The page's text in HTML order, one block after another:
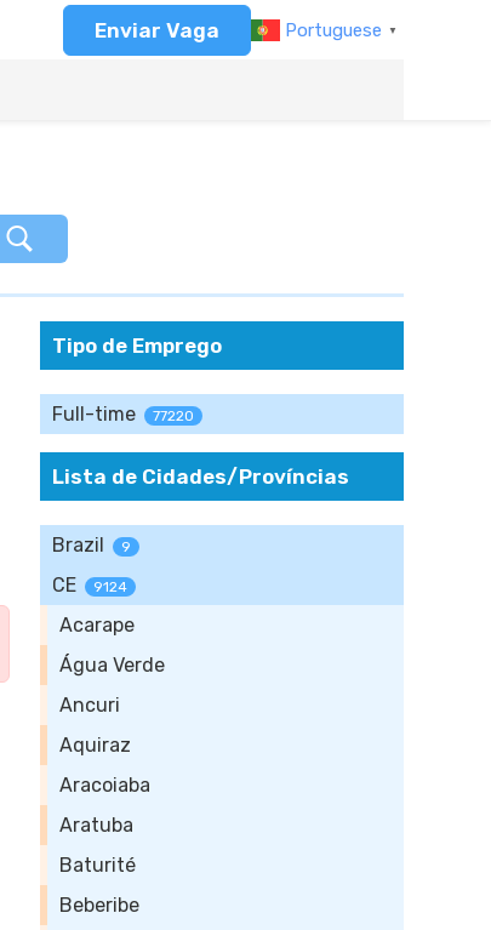
Enviar Vaga Portuguese ▼
Tipo de Emprego
Full-time 77220
Lista de Cidades/Províncias
Brazil 9
CE 9124
Acarape
Água Verde
Ancuri
Aquiraz
Aracoiaba
Aratuba
Baturité
Beberibe